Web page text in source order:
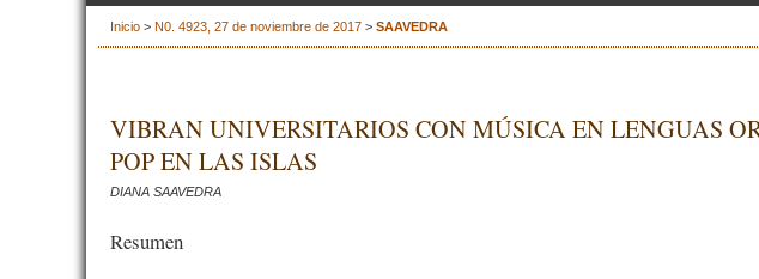
Inicio > N0. 4923, 27 de noviembre de 2017 > SAAVEDRA
VIBRAN UNIVERSITARIOS CON MÚSICA EN LENGUAS
POP EN LAS ISLAS
DIANA SAAVEDRA
Resumen